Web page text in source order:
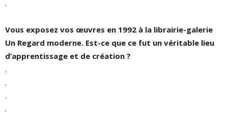
.
Vous exposez vos œuvres en 1992 à la librairie-galerie
Un Regard moderne. Est-ce que ce fut un véritable lieu
d’apprentissage et de création ?
.
.
.
.